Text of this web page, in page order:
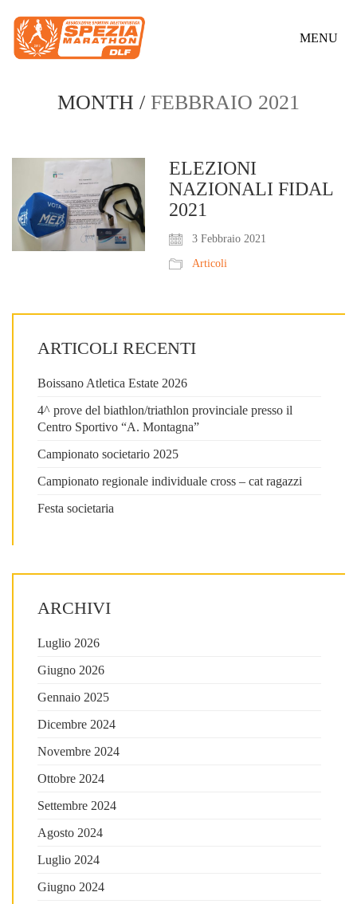
MENU
MONTH / FEBBRAIO 2021
ELEZIONI
NAZIONALI FIDAL
2021
3 Febbraio 2021
Articoli
ARTICOLI RECENTI
Boissano Atletica Estate 2026
4^ prove del biathlon/triathlon provinciale presso il
Centro Sportivo “A. Montagna”
Campionato societario 2025
Campionato regionale individuale cross – cat ragazzi
Festa societaria
ARCHIVI
Luglio 2026
Giugno 2026
Gennaio 2025
Dicembre 2024
Novembre 2024
Ottobre 2024
Settembre 2024
Agosto 2024
Luglio 2024
Giugno 2024